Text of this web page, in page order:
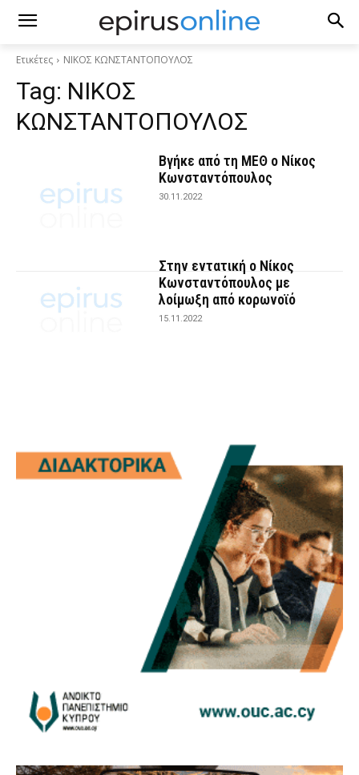
Ετικέτες ΝΙΚΟΣ ΚΩΝΣΤΑΝΤΟΠΟΥΛΟΣ
Tag: ΝΙΚΟΣ
ΚΩΝΣΤΑΝΤΟΠΟΥΛΟΣ
Βγήκε από τη ΜΕΘ ο Νίκος
Κωνσταντόπουλος
30.11.2022
Στην εντατική ο Νίκος
Κωνσταντόπουλος με
λοίμωξη από κορωνοϊό
15.11.2022